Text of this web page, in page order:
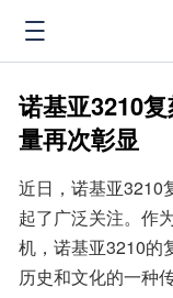
诺基亚3210
量再次彰显
近日，诺基亚3210
起了广泛关注。作
机，诺基亚3210的
历史和文化的一种